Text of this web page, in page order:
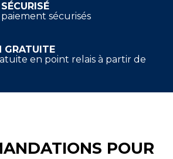
sécurisés
GRATUITE
en point relais à partir de
POUR